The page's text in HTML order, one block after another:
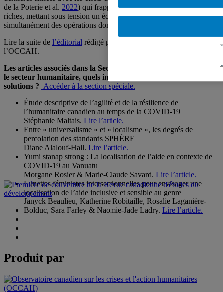
de la Poterie et al. 2022) qui frappent les régions pauvres comme
riches, mettant sous tension un équilibre planétaire fragile, et forçant
simultanément des opérations domestiques et internationales.
Lire la suite de l’éditorial rédigé par François Audet, directeur de
l’OCCAH.
Les articles associés dans la Section spéciale : La COVID-19 sur
le secteur humanitaire, quels impacts et quelles pistes de
solutions ? Accéder à la section spéciale.
Étude descriptive de l’agilité et de la résilience de
l’humanitaire canadien au temps de la COVID-19
Stéphanie Maltais. Lire l’article.
Entre « universalisme » et « localisme », les degrés de
percolation des standards SPHÈRE
Diane Alalouf-Hall. Lire l’article.
Yumi stanap strong : La localisation de l’aide en contexte de
COVID-19 au Vanuatu
Morgane Rosier & Marie-Claude Savard. Lire l’article.
Lunettes féministes intersectionnelles pour envisager une
localisation de l’aide inclusive et sensible au genre
Janyck Beaulieu, Katherine Robitaille, Rosalie Laganière-
Bolduc, Sara Farley & Naomie-Jade Ladry. Lire l’article.
Produit par